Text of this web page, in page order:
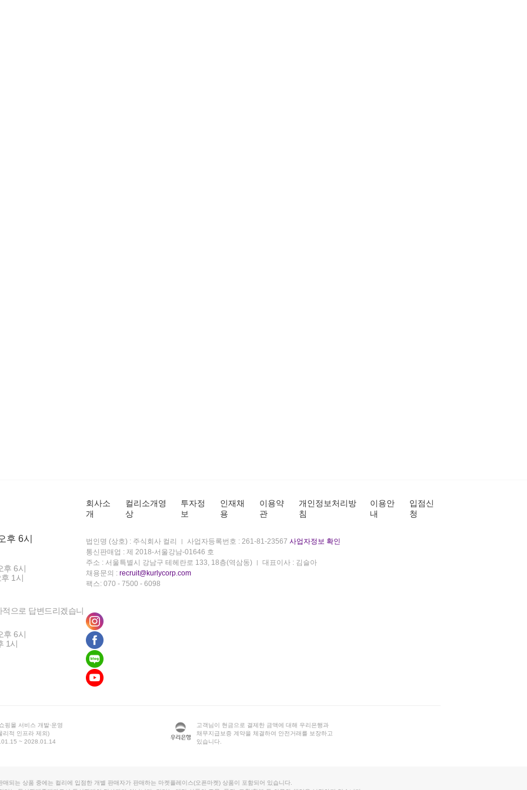
후 6시
후 6시
1시
으로 답변드리겠습니
후 6시
1시
회사소
개
컬리소개영
상
투자정
보
인재채
용
이용약
관
개인정보처리방
침
이용안
내
입점신
청
법인명 (상호) : 주식회사 컬리 사업자등록번호 : 261-81-23567 사업자정보 확인
통신판매업 : 제 2018-서울강남-01646 호
주소 : 서울특별시 강남구 테헤란로 133, 18층(역삼동)
대표이사 : 김슬아
채용문의 : recruit@kurlycorp.com
팩스: 070 - 7500 - 6098
핑몰 서비스 개발·운영
리적 인프라 제외)
~ 2028.01.14
고객님이 현금으로 결제한 금액에 대해 우리은행과
채무지급보증 계약을 체결하여 안전거래를 보장하고
있습니다.
매되는 상품 중에는 컬리에 입점한 개별 판매자가 판매하는 마켓플레이스(오픈마켓) 상품이 포함되어 있습니다.